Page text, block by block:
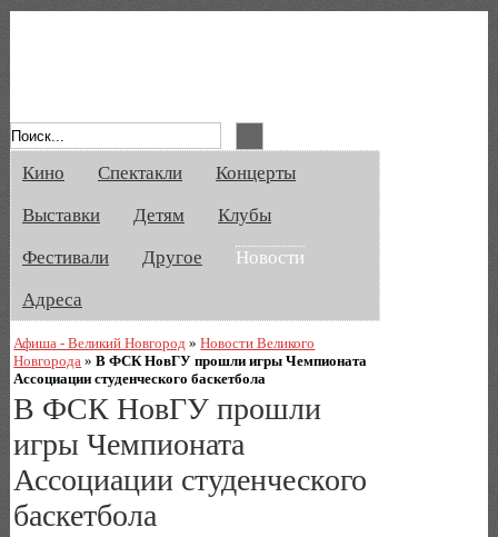
Кино Спектакли
Концерты
Выставки
Детям
Клубы
Фестивали
Другое
Новости
Адреса
Афиша - Великий Новгород »Новости Великого
Новгорода »В ФСК НовГУ прошли игры Чемпионата
Ассоциации студенческого баскетбола
В ФСК НовГУ прошли
игры Чемпионата
Ассоциации студенческого
баскетбола